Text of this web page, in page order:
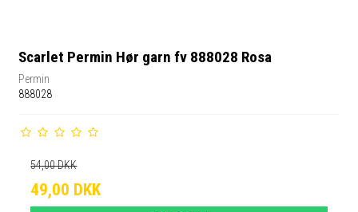
Scarlet Permin Hør garn fv 888028 Rosa
Permin
888028
54,00 DKK
49,00 DKK